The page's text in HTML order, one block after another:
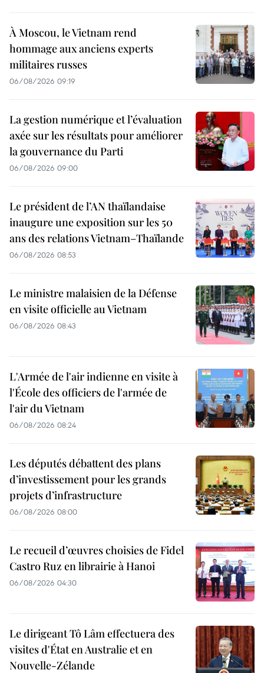
À Moscou, le Vietnam rend
hommage aux anciens experts
militaires russes
06/08/2026 09:19
La gestion numérique et l’évaluation
axée sur les résultats pour améliorer
la gouvernance du Parti
06/08/2026 09:00
Le président de l’AN thaïlandaise
inaugure une exposition sur les 50
ans des relations Vietnam–Thaïlande
06/08/2026 08:53
Le ministre malaisien de la Défense
en visite officielle au Vietnam
06/08/2026 08:43
L'Armée de l'air indienne en visite à
l'École des officiers de l'armée de
l'air du Vietnam
06/08/2026 08:24
Les députés débattent des plans
d’investissement pour les grands
projets d’infrastructure
06/08/2026 08:00
Le recueil d’œuvres choisies de Fidel
Castro Ruz en librairie à Hanoi
06/08/2026 04:30
Le dirigeant Tô Lâm effectuera des
visites d'État en Australie et en
Nouvelle-Zélande